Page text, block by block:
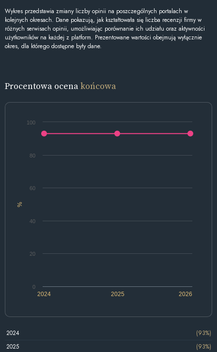
Wykres przedstawia zmiany liczby opinii na poszczególnych portalach w
kolejnych okresach. Dane pokazują, jak kształtowała się liczba recenzji firmy w
różnych serwisach opinii, umożliwiając porównanie ich udziału oraz aktywności
użytkowników na każdej z platform. Prezentowane wartości obejmują wyłącznie
okres, dla którego dostępne były dane.
Procentowa ocenakońcowa
%
2024 2025 2026
0
20
40
60
80
100
2024
(93%)
2025
(93%)